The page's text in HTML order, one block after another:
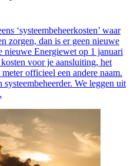
‘systeembeheerkosten’ waar
zorgen, dan is er geen nieuwe
nieuwe Energiewet op 1 januari
voor je aansluiting, het
officieel een andere naam.
We leggen uit